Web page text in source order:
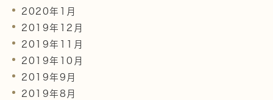
2020年1月
2019年12月
2019年11月
2019年10月
2019年9月
2019年8月